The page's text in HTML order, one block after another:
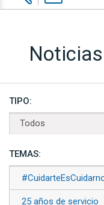
TIPO:
TEMAS:
25 años de servicio